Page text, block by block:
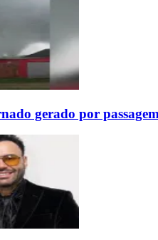
gerado por